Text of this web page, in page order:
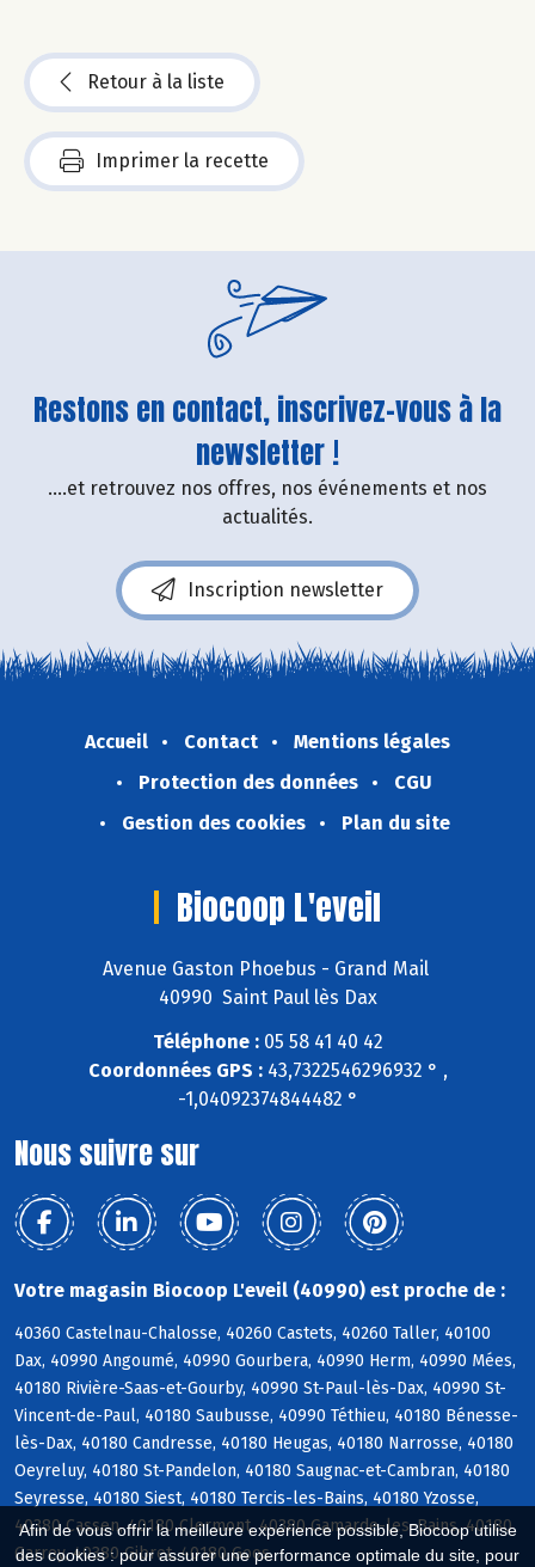
Afin de vous offrir la meilleure expérience possible, Biocoop utilise
des cookies : pour assurer une performance optimale du site, pour
Retour à la liste
Imprimer la recette
Restons en contact, inscrivez-vous à la
newsletter !
....et retrouvez nos offres, nos événements et nos
actualités.
Inscription newsletter
Accueil Contact
Mentions légales
Protection des données
CGU
Gestion des cookies
Plan du site
Biocoop L'eveil
Avenue Gaston Phoebus - Grand Mail
40990 Saint Paul lès Dax
Téléphone :05 58 41 40 42
Coordonnées GPS :43,7322546296932 ° ,
-1,04092374844482 °
Nous suivre sur
Votre magasin Biocoop L'eveil (40990) est proche de :
40360 Castelnau-Chalosse, 40260 Castets, 40260 Taller, 40100
Dax, 40990 Angoumé, 40990 Gourbera, 40990 Herm, 40990 Mées,
40180 Rivière-Saas-et-Gourby, 40990 St-Paul-lès-Dax, 40990 St-
Vincent-de-Paul, 40180 Saubusse, 40990 Téthieu, 40180 Bénesse-
lès-Dax, 40180 Candresse, 40180 Heugas, 40180 Narrosse, 40180
Oeyreluy, 40180 St-Pandelon, 40180 Saugnac-et-Cambran, 40180
Seyresse, 40180 Siest, 40180 Tercis-les-Bains, 40180 Yzosse,
40380 Cassen, 40180 Clermont, 40380 Gamarde-les-Bains, 40180
Garrey, 40380 Gibret, 40180 Goos